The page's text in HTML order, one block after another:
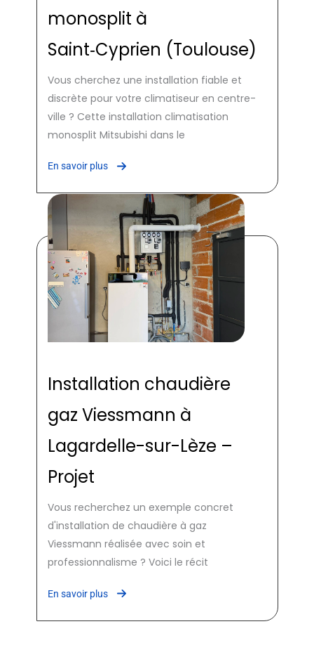
monosplit à
Saint‑Cyprien (Toulouse)
Vous cherchez une installation fiable et
discrète pour votre climatiseur en centre-
ville ? Cette installation climatisation
monosplit Mitsubishi dans le
En savoir plus
Installation chaudière
gaz Viessmann à
Lagardelle-sur-Lèze –
Projet
Vous recherchez un exemple concret
d'installation de chaudière à gaz
Viessmann réalisée avec soin et
professionnalisme ? Voici le récit
En savoir plus